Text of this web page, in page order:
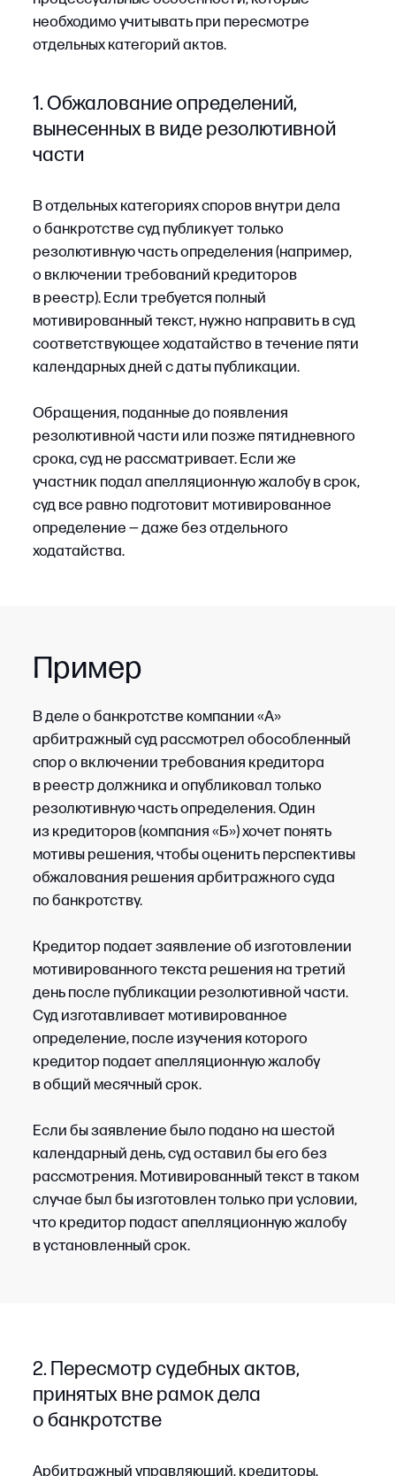
случае был бы изготовлен только при условии,
что кредитор подаст апелляционную жалобу
в установленный срок.
2. Пересмотр судебных актов,
принятых вне рамок дела
Арбитражный управляющий, кредиторы,
а также контролирующие должника лица
могут обжаловать судебные акты, вынесенные
по другим делам, если на них основаны
требования кредиторов в банкротстве, и если
эти акты затрагивают права других
кредиторов. Это могут быть акты судов общей
юрисдикции, акты арбитражных судов по иным
спорам или определения о выдаче
исполнение решения третейского суда.
Такие акты пересматриваются по правилам
о вновь открывшихся обстоятельствах.
Заявление подается с того момента, когда
лицо узнало или должно было узнать о том,
что соответствующий акт нарушает его права.
Общие правила о начале течения месячного
срока на обжалование с момента вынесения
Пример
В деле о банкротстве компании «А» один
из кредиторов (компания «Б») заявил
требование, основанное на решении суда
по спору о взыскании задолженности.
Позднее арбитражный управляющий
компании «А» установил, что при
рассмотрении этого спора суд не привлек
к участию лицо, чьи имущественные права
затрагивались, и вынес решение без его
извещения.
решение нарушает права кредиторов в деле
о банкротстве: оно необоснованно
увеличивает размер требований,
предъявленных к компании «А», и влияет
на распределение активов.
После получения материалов дела
по требованию кредитора «Б» управляющий
на подачу заявления он исчислил с даты, когда
получил доступ к документам и узнал
о нарушении прав. Общее правило о начале
исчисления срока на обжалование с момента
вынесения обжалуемого судебного акта к этой
ситуации не применялось.
условие пересмотра судебного акта. В случае
пропуска срока на обжалование жалобу могут
не принять к производству, и восстановление
срока в такой ситуации, как правило, является
затруднительным.